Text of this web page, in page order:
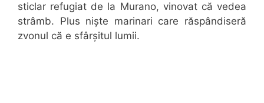
sticlar refugiat de la Murano, vinovat că vedea
strâmb. Plus niște marinari care răspândiseră
zvonul că e sfârșitul lumii.